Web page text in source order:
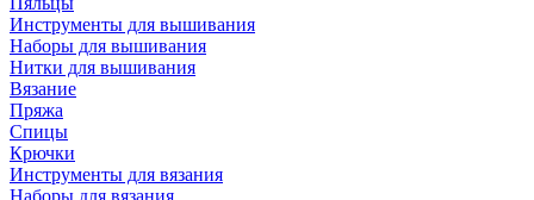
Инструменты для вышивания
Наборы для вышивания
Нитки для вышивания
Вязание
Пряжа
Спицы
Крючки
Инструменты для вязания
Наборы для вязания